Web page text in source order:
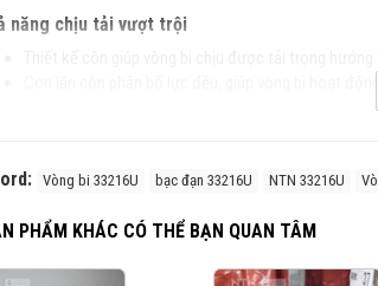
năng chịu tải vượt trội
Con lăn côn phân bổ lực đều, giúp vòng bi hoạt
Vật liệu chất lượng cao giúp vòng bi có độ cứng
dụng rộng rãi
bi côn NTN được sử dụng trong nhiều lĩnh vực như:
Vòng bi 33216U bạc đạn 33216U NTN 33216U
PHẨM KHÁC CÓ THỂ BẠN QUAN TÂM